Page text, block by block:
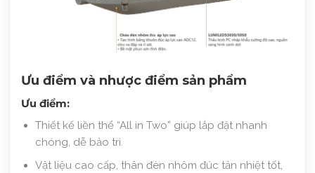
Ưu điểm và nhược điểm sản phẩm
Ưu điểm:
Thiết kế liền thể “All in Two” giúp lắp đặt nhanh
chóng, dễ bảo trì.
Vật liệu cao cấp, thân đèn nhôm đúc tản nhiệt tốt,